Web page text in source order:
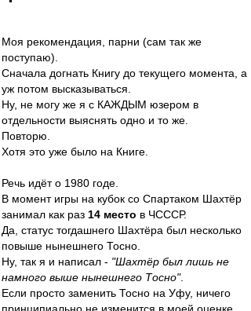
Моя рекомендация, парни (сам так же
поступаю).
Сначала догнать Книгу до текущего момента, а
уж потом высказываться.
Ну, не могу же я с КАЖДЫМ юзером в
отдельности выяснять одно и то же.
Повторю.
Хотя это уже было на Книге.
Речь идёт о 1980 годе.
В момент игры на кубок со Спартаком Шахтёр
занимал как раз 14 место в ЧСССР.
Да, статус тогдашнего Шахтёра был несколько
повыше нынешнего Тосно.
Ну, так я и написал - "Шахтёр был лишь не
намного выше нынешнего Тосно".
Если просто заменить Тосно на Уфу, ничего